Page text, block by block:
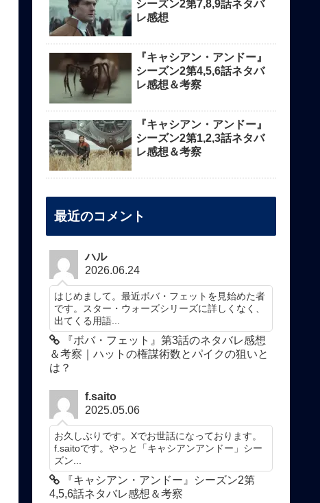
シーズン2第7,8,9話ネタバ
レ感想
『キャシアン・アンドー』
シーズン2第4,5,6話ネタバ
レ感想＆考察
『キャシアン・アンドー』
シーズン2第1,2,3話ネタバ
レ感想＆考察
最近のコメント
ハル
2026.06.24
はじめまして。最近ボバ・フェットを見始めた者
です。スター・ウォーズシリーズに詳しくなく、
出てくる用語...
『ボバ・フェット』第3話のネタバレ感想
＆考察｜ハットの権謀術数とパイクの狙いと
は？
f.saito
2025.05.06
お久しぶりです。Xでお世話になっております。
f.saitoです。やっと「キャシアンアンドー」シー
ズン...
『キャシアン・アンドー』シーズン2第
4,5,6話ネタバレ感想＆考察